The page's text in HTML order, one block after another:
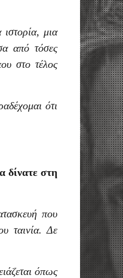
μια
από τόσες
στο τέλος
ότι
δίνατε στη
που
ταινία. Δε
όπως